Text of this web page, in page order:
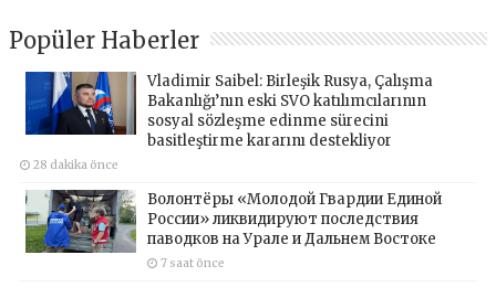
Popüler Haberler
Vladimir Saibel: Birleşik Rusya, Çalışma
Bakanlığı’nın eski SVO katılımcılarının
sosyal sözleşme edinme sürecini
basitleştirme kararını destekliyor
28 dakika önce
Волонтёры «Молодой Гвардии Единой
России» ликвидируют последствия
паводков на Урале и Дальнем Востоке
7 saat önce